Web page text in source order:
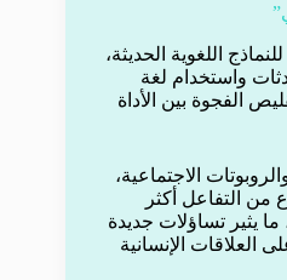
اللغوية الحديثة،
واستخدام لغة
الفجوة بين الأداة
الاجتماعية،
من التفاعل أكثر
ما يثير تساؤلات جديدة
العلاقات الإنسانية